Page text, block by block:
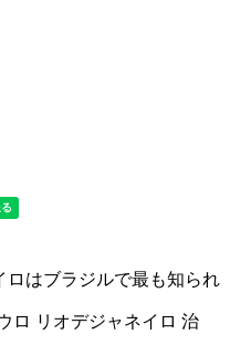
はブラジルで最も知られ
ロ リオデジャネイロ 治